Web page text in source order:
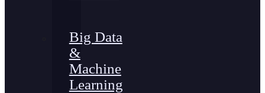
Big Data
&
Machine
Learning